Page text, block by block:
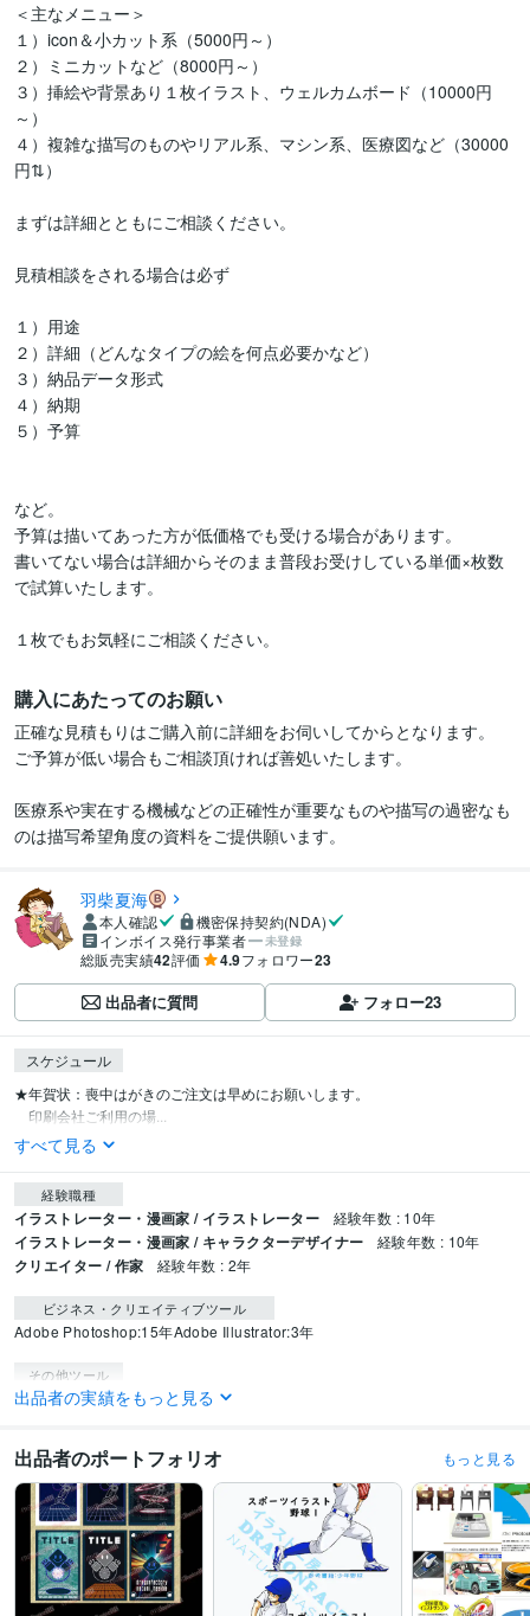
＜主なメニュー＞
１）icon＆小カット系（5000円～）
２）ミニカットなど（8000円～）
３）挿絵や背景あり１枚イラスト、ウェルカムボード（10000円
～）
４）複雑な描写のものやリアル系、マシン系、医療図など（30000
円⇅）
まずは詳細とともにご相談ください。
見積相談をされる場合は必ず
１）用途
２）詳細（どんなタイプの絵を何点必要かなど）
３）納品データ形式
４）納期
５）予算
など。
予算は描いてあった方が低価格でも受ける場合があります。
書いてない場合は詳細からそのまま普段お受けしている単価×枚数
で試算いたします。
１枚でもお気軽にご相談ください。
購入にあたってのお願い
正確な見積もりはご購入前に詳細をお伺いしてからとなります。
ご予算が低い場合もご相談頂ければ善処いたします。
医療系や実在する機械などの正確性が重要なものや描写の過密なも
のは描写希望角度の資料をご提供願います。
羽柴夏海
本人確認
機密保持契約(NDA)
インボイス発行事業者
未登録
総販売実績42評価 4.9フォロワー23
出品者に質問 フォロー23
スケジュール
★年賀状：喪中はがきのご注文は早めにお願いします。
印刷会社ご利用の場...
すべて見る
経験職種
イラストレーター・漫画家 / イラストレーター 経験年数 : 10年
イラストレーター・漫画家 / キャラクターデザイナー 経験年数 : 10年
クリエイター / 作家 経験年数 : 2年
ビジネス・クリエイティブツール
Adobe Photoshop:15年Adobe Illustrator:3年
その他ツール
Creative Cloud Standard:0年
イラスト作成・漫画制作 ディフォルメ～リアル寄りまで
イラストレーター
デザイン制作 画像加工
出品者の実績をもっと見る
出品者のポートフォリオ もっと見る